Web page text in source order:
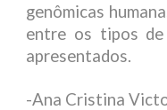
genômicas
entre os tipos
apresentados.
-Ana Cristina